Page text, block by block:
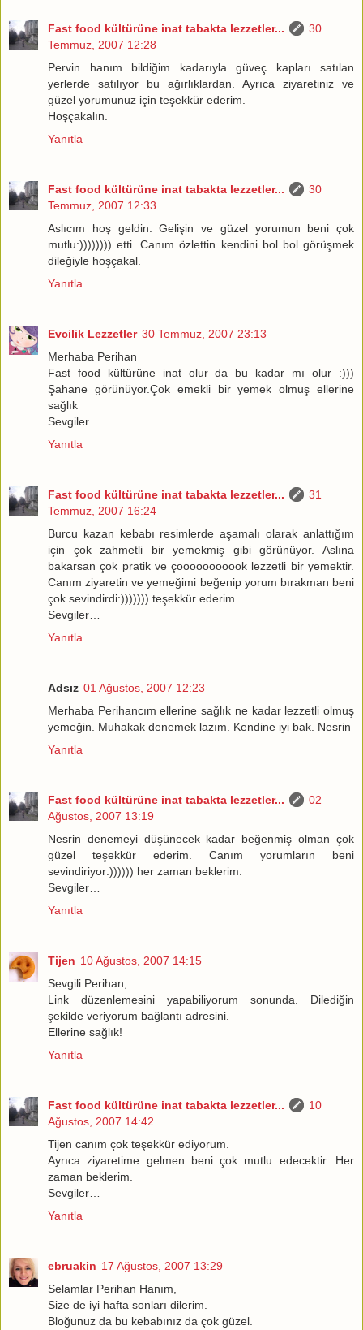
Fast food kültürüne inat tabakta lezzetler...
30
Temmuz, 2007 12:28
Pervin hanım bildiğim kadarıyla güveç kapları satılan
yerlerde satılıyor bu ağırlıklardan. Ayrıca ziyaretiniz ve
güzel yorumunuz için teşekkür ederim.
Hoşçakalın.
Yanıtla
Fast food kültürüne inat tabakta lezzetler...
30
Temmuz, 2007 12:33
Aslıcım hoş geldin. Gelişin ve güzel yorumun beni çok
mutlu:)))))))) etti. Canım özlettin kendini bol bol görüşmek
dileğiyle hoşçakal.
Yanıtla
Evcilik Lezzetler 30 Temmuz, 2007 23:13
Merhaba Perihan
Fast food kültürüne inat olur da bu kadar mı olur :)))
Şahane görünüyor.Çok emekli bir yemek olmuş ellerine
sağlık
Sevgiler...
Yanıtla
Fast food kültürüne inat tabakta lezzetler...
31
Temmuz, 2007 16:24
Burcu kazan kebabı resimlerde aşamalı olarak anlattığım
için çok zahmetli bir yemekmiş gibi görünüyor. Aslına
bakarsan çok pratik ve çooooooooook lezzetli bir yemektir.
Canım ziyaretin ve yemeğimi beğenip yorum bırakman beni
çok sevindirdi:))))))) teşekkür ederim.
Sevgiler…
Yanıtla
Adsız 01 Ağustos, 2007 12:23
Merhaba Perihancım ellerine sağlık ne kadar lezzetli olmuş
yemeğin. Muhakak denemek lazım. Kendine iyi bak. Nesrin
Yanıtla
Fast food kültürüne inat tabakta lezzetler...
02
Ağustos, 2007 13:19
Nesrin denemeyi düşünecek kadar beğenmiş olman çok
güzel teşekkür ederim. Canım yorumların beni
sevindiriyor:)))))) her zaman beklerim.
Sevgiler…
Yanıtla
Tijen 10 Ağustos, 2007 14:15
Sevgili Perihan,
Link düzenlemesini yapabiliyorum sonunda. Dilediğin
şekilde veriyorum bağlantı adresini.
Ellerine sağlık!
Yanıtla
Fast food kültürüne inat tabakta lezzetler...
10
Ağustos, 2007 14:42
Tijen canım çok teşekkür ediyorum.
Ayrıca ziyaretime gelmen beni çok mutlu edecektir. Her
zaman beklerim.
Sevgiler…
Yanıtla
ebruakin 17 Ağustos, 2007 13:29
Selamlar Perihan Hanım,
Size de iyi hafta sonları dilerim.
Bloğunuz da bu kebabınız da çok güzel.